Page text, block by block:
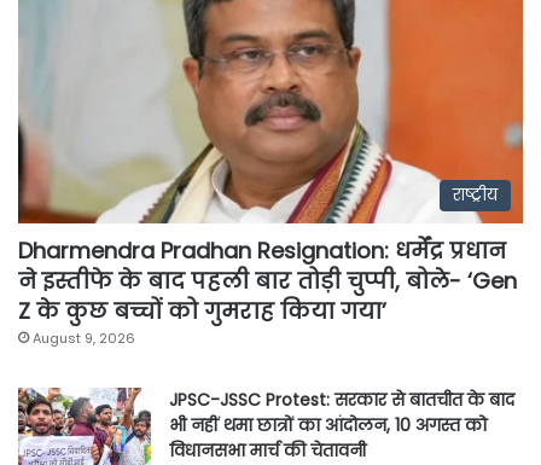
राष्ट्रीय
Dharmendra Pradhan Resignation: धर्मेंद्र प्रधान
ने इस्तीफे के बाद पहली बार तोड़ी चुप्पी, बोले- ‘Gen
Z के कुछ बच्चों को गुमराह किया गया’
August 9, 2026
JPSC-JSSC Protest: सरकार से बातचीत के बाद
भी नहीं थमा छात्रों का आंदोलन, 10 अगस्त को
विधानसभा मार्च की चेतावनी